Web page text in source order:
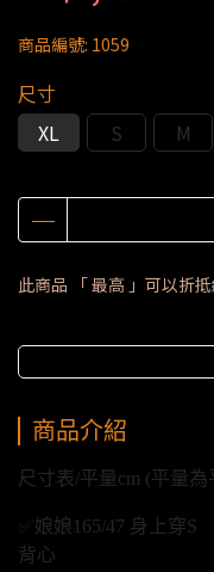
商品編號: 1059
尺寸
XL
S M
此商品 「 最高 」可以折
商品介紹
尺寸表/平量cm (平量
✅娘娘165/47 身上穿S
背心